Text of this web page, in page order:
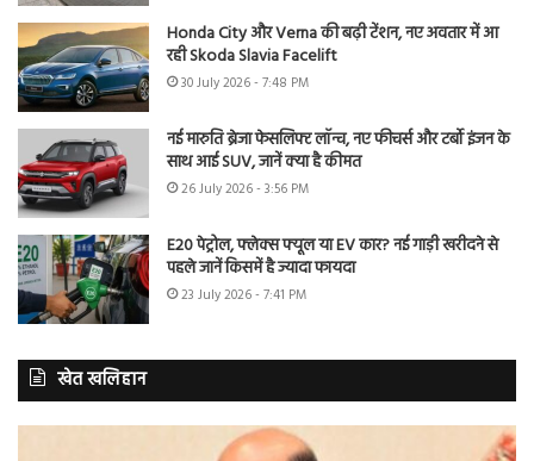
Honda City और Verna की बढ़ी टेंशन, नए अवतार में आ
रही Skoda Slavia Facelift
30 July 2026 - 7:48 PM
नई मारुति ब्रेजा फेसलिफ्ट लॉन्च, नए फीचर्स और टर्बो इंजन के
साथ आई SUV, जानें क्या है कीमत
26 July 2026 - 3:56 PM
E20 पेट्रोल, फ्लेक्स फ्यूल या EV कार? नई गाड़ी खरीदने से
पहले जानें किसमें है ज्यादा फायदा
23 July 2026 - 7:41 PM
खेत खलिहान